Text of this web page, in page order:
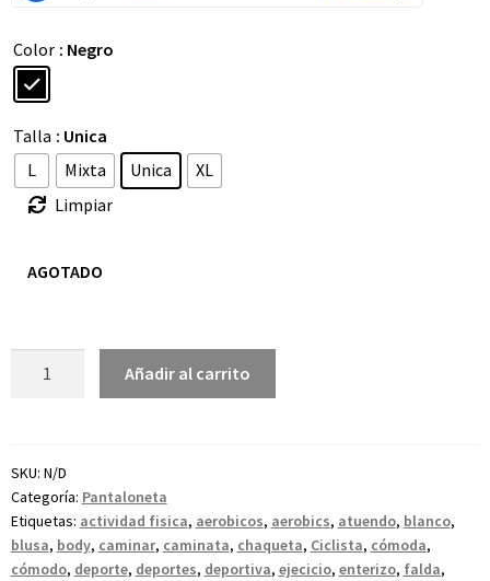
Color : Negro
Talla : Unica
L
Mixta Unica
XL
Limpiar
AGOTADO
Añadir al carrito
SKU: N/D
Categoría: Pantaloneta
Etiquetas: actividad fisica, aerobicos, aerobics, atuendo, blanco,
blusa, body, caminar, caminata, chaqueta, Ciclista, cómoda,
cómodo, deporte, deportes, deportiva, ejecicio, enterizo, falda,